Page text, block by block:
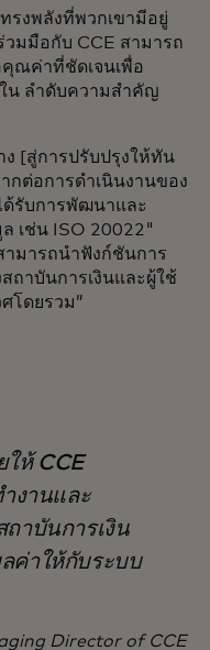
รงพลังที่พวกเขามีอยู่
มมือกับ CCE สามารถ
ณค่าที่ชัดเจนเพื่อ
น ลำดับความสำคัญ
ง [สู่การปรับปรุงให้ทัน
กต่อการดำเนินงานของ
รับการพัฒนาและ
เช่น ISO 20022"
มารถนำฟังก์ชันการ
ถาบันการเงินและผู้ใช้
โดยรวม”
ห้ CCE
งานและ
ถาบันการเงิน
ค่าให้กับระบบ
Director of CCE